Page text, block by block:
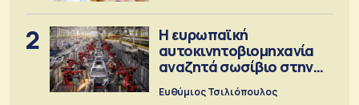
2
Η ευρωπαϊκή
αυτοκινητοβιομηχανία
αναζητά σωσίβιο στην
Κίνα
Ευθύμιος Τσιλιόπουλος